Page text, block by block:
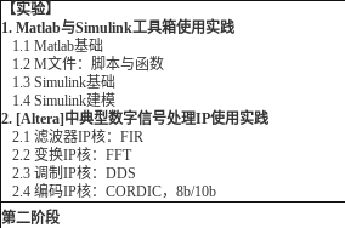
【实验】
1. Matlab与Simulink工具箱使用实践
1.1 Matlab基础
1.2 M文件：脚本与函数
1.3 Simulink基础
1.4 Simulink建模
2. [Altera]中典型数字信号处理IP使用实践
2.1 滤波器IP核：FIR
2.2 变换IP核：FFT
2.3 调制IP核：DDS
2.4 编码IP核：CORDIC，8b/10b
第二阶段